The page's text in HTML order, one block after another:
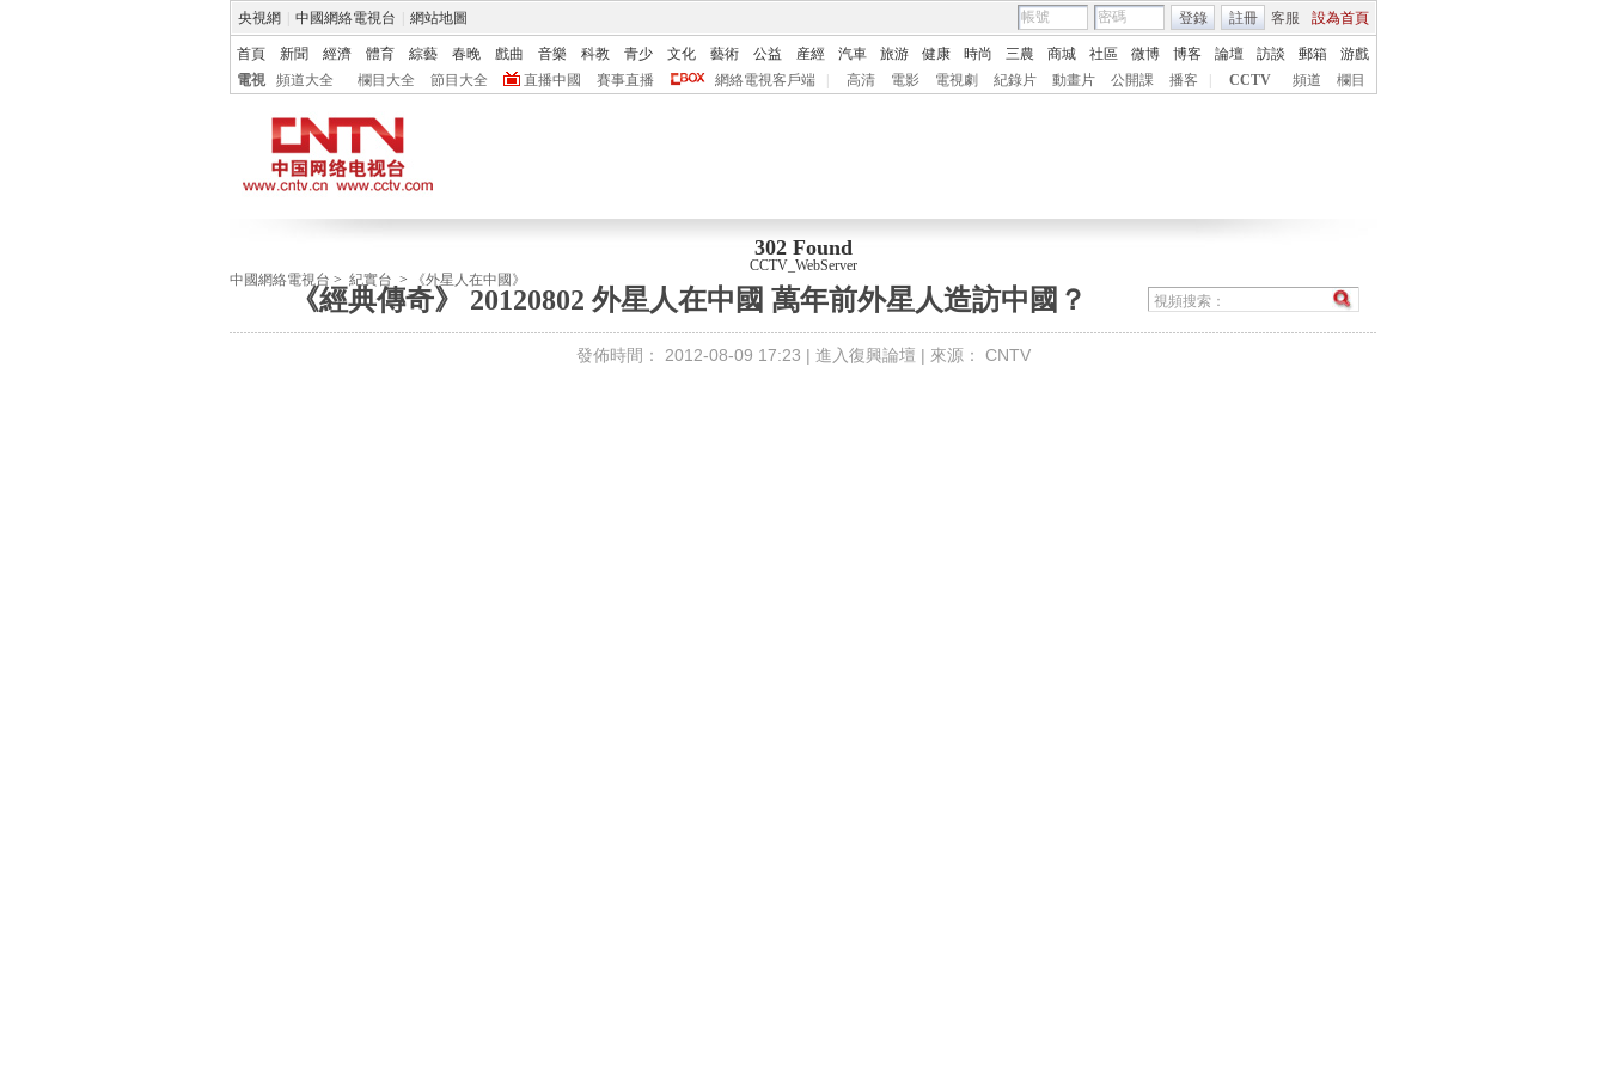
央視網 中國網絡電視台 網站地圖 客服 設為首頁
登錄 註冊
首頁 新聞 經濟 體育 綜藝 春晚 戲曲 音樂 科教 青少 文化 藝術 公益 産經 汽車 旅游 健康 時尚 三農 商城 社區 微博 博客 論壇 訪談 郵箱
游戲
電視
頻道大全 欄目大全 節目大全 直播中國 賽事直播 網絡電視客戶端 高清 電影 電視劇 紀錄片 動畫片 公開課 播客 CCTV 頻道 欄目
302 Found
CCTV_WebServer
中國網絡電視台 > 紀實台 > 《外星人在中國》
《經典傳奇》 20120802 外星人在中國 萬年前外星人造訪中國？
發佈時間： 2012-08-09 17:23 | 進入復興論壇 | 來源： CNTV